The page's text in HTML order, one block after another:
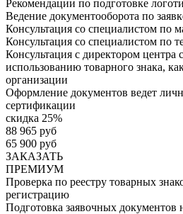
Рекомендации по подготовке
Ведение документооборота по
Консультация со специалистом по
Консультация со специалистом по
Консультация с директором центра
использованию товарного знака,
организации
Оформление документов ведет
сертификации
скидка 25%
88 965 руб
65 900 руб
ЗАКАЗАТЬ
ПРЕМИУМ
Проверка по реестру товарных
регистрацию
Подготовка заявочных документов